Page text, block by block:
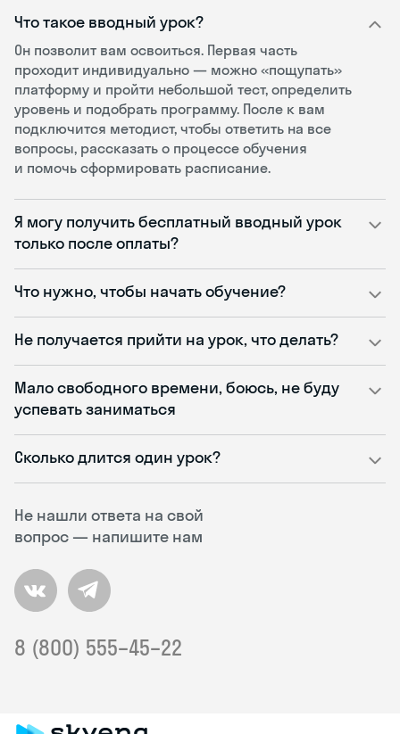
Не нашли ответа на свой
вопрос — напишите нам
8 (800) 555–45–22
Что такое вводный урок?
Он позволит вам освоиться. Первая часть
проходит индивидуально — можно «пощупать»
платформу и пройти небольшой тест, определить
уровень и подобрать программу. После к вам
подключится методист, чтобы ответить на все
вопросы, рассказать о процессе обучения
и помочь сформировать расписание.
Я могу получить бесплатный вводный урок
только после оплаты?
Что нужно, чтобы начать обучение?
Не получается прийти на урок, что делать?
Мало свободного времени, боюсь, не буду
успевать заниматься
Сколько длится один урок?